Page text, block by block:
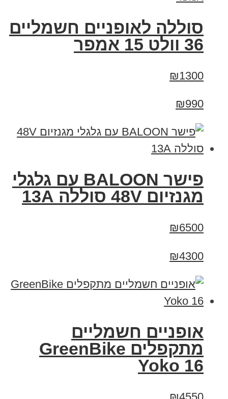
סוללה לאופניים חשמליים
36 וולט 15 אמפר
₪1300
₪990
פישר BALOON עם גלגלי
מגנזיום 48V סוללה 13A
₪6500
₪4300
‏אופניים חשמליים
‏מתקפלים GreenBike
Yoko 16